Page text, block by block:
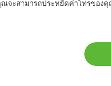
จะสามารถประหยัดค่าโทรของ